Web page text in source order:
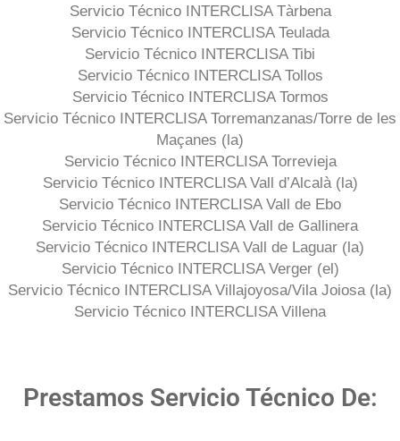
Servicio Técnico INTERCLISA Tàrbena
Servicio Técnico INTERCLISA Teulada
Servicio Técnico INTERCLISA Tibi
Servicio Técnico INTERCLISA Tollos
Servicio Técnico INTERCLISA Tormos
Servicio Técnico INTERCLISA Torremanzanas/Torre de les
Maçanes (la)
Servicio Técnico INTERCLISA Torrevieja
Servicio Técnico INTERCLISA Vall d’Alcalà (la)
Servicio Técnico INTERCLISA Vall de Ebo
Servicio Técnico INTERCLISA Vall de Gallinera
Servicio Técnico INTERCLISA Vall de Laguar (la)
Servicio Técnico INTERCLISA Verger (el)
Servicio Técnico INTERCLISA Villajoyosa/Vila Joiosa (la)
Servicio Técnico INTERCLISA Villena
Prestamos Servicio Técnico De: